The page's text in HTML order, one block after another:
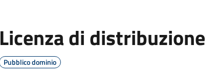
Licenza di distribuzione
Pubblico dominio